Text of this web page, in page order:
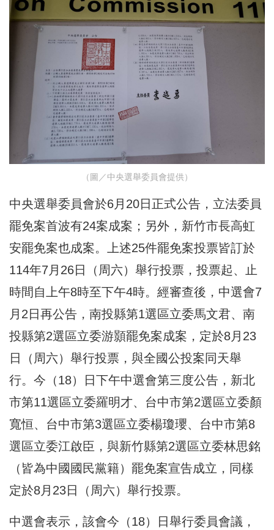
（圖／中央選舉委員會提供）
中央選舉委員會於6月20日正式公告，立法委員
罷免案首波有24案成案；另外，新竹市長高虹
安罷免案也成案。上述25件罷免案投票皆訂於
114年7月26日（周六）舉行投票，投票起、止
時間自上午8時至下午4時。經審查後，中選會7
月2日再公告，南投縣第1選區立委馬文君、南
投縣第2選區立委游顥罷免案成案，定於8月23
日（周六）舉行投票，與全國公投案同天舉
行。今（18）日下午中選會第三度公告，新北
市第11選區立委羅明才、台中市第2選區立委顏
寬恒、台中市第3選區立委楊瓊瓔、台中市第8
選區立委江啟臣，與新竹縣第2選區立委林思銘
（皆為中國國民黨籍）罷免案宣告成立，同樣
定於8月23日（周六）舉行投票。
中選會表示，該會今（18）日舉行委員會議，